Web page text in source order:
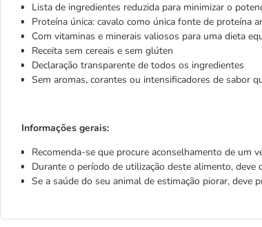
Lista de ingredientes reduzida para minimizar o
Proteína única: cavalo como única fonte de proteína
Com vitaminas e minerais valiosos para uma dieta
Receita sem cereais e sem glúten
Declaração transparente de todos os ingredientes
Sem aromas, corantes ou intensificadores de sabor
Informações gerais:
Recomenda-se que procure aconselhamento de um
Durante o período de utilização deste alimento,
Se a saúde do seu animal de estimação piorar, deve